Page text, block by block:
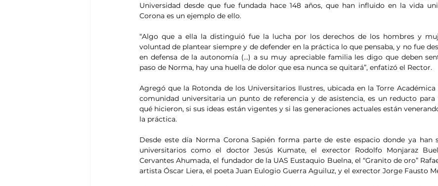
Universidad desde que fue fundada hace 148 años, que han influido en la vida
Corona es un ejemplo de ello.
“Algo que a ella la distinguió fue la lucha por los derechos de los hombres y
voluntad de plantear siempre y de defender en la práctica lo que pensaba, y no fue
en defensa de la autonomía (…) a su muy apreciable familia les digo que deben
paso de Norma, hay una huella de dolor que esa nunca se quitará”, enfatizó el Rector.
Agregó que la Rotonda de los Universitarios Ilustres, ubicada en la Torre Académica
comunidad universitaria un punto de referencia y de asistencia, es un reducto para
qué hicieron, si sus ideas están vigentes y si las generaciones actuales están
la práctica.
Desde este día Norma Corona Sapién forma parte de este espacio donde ya han
universitarios como el doctor Jesús Kumate, el exrector Rodolfo Monjaraz
Cervantes Ahumada, el fundador de la UAS Eustaquio Buelna, el “Granito de oro”
artista Óscar Liera, el poeta Juan Eulogio Guerra Aguiluz, y el exrector Jorge Fausto